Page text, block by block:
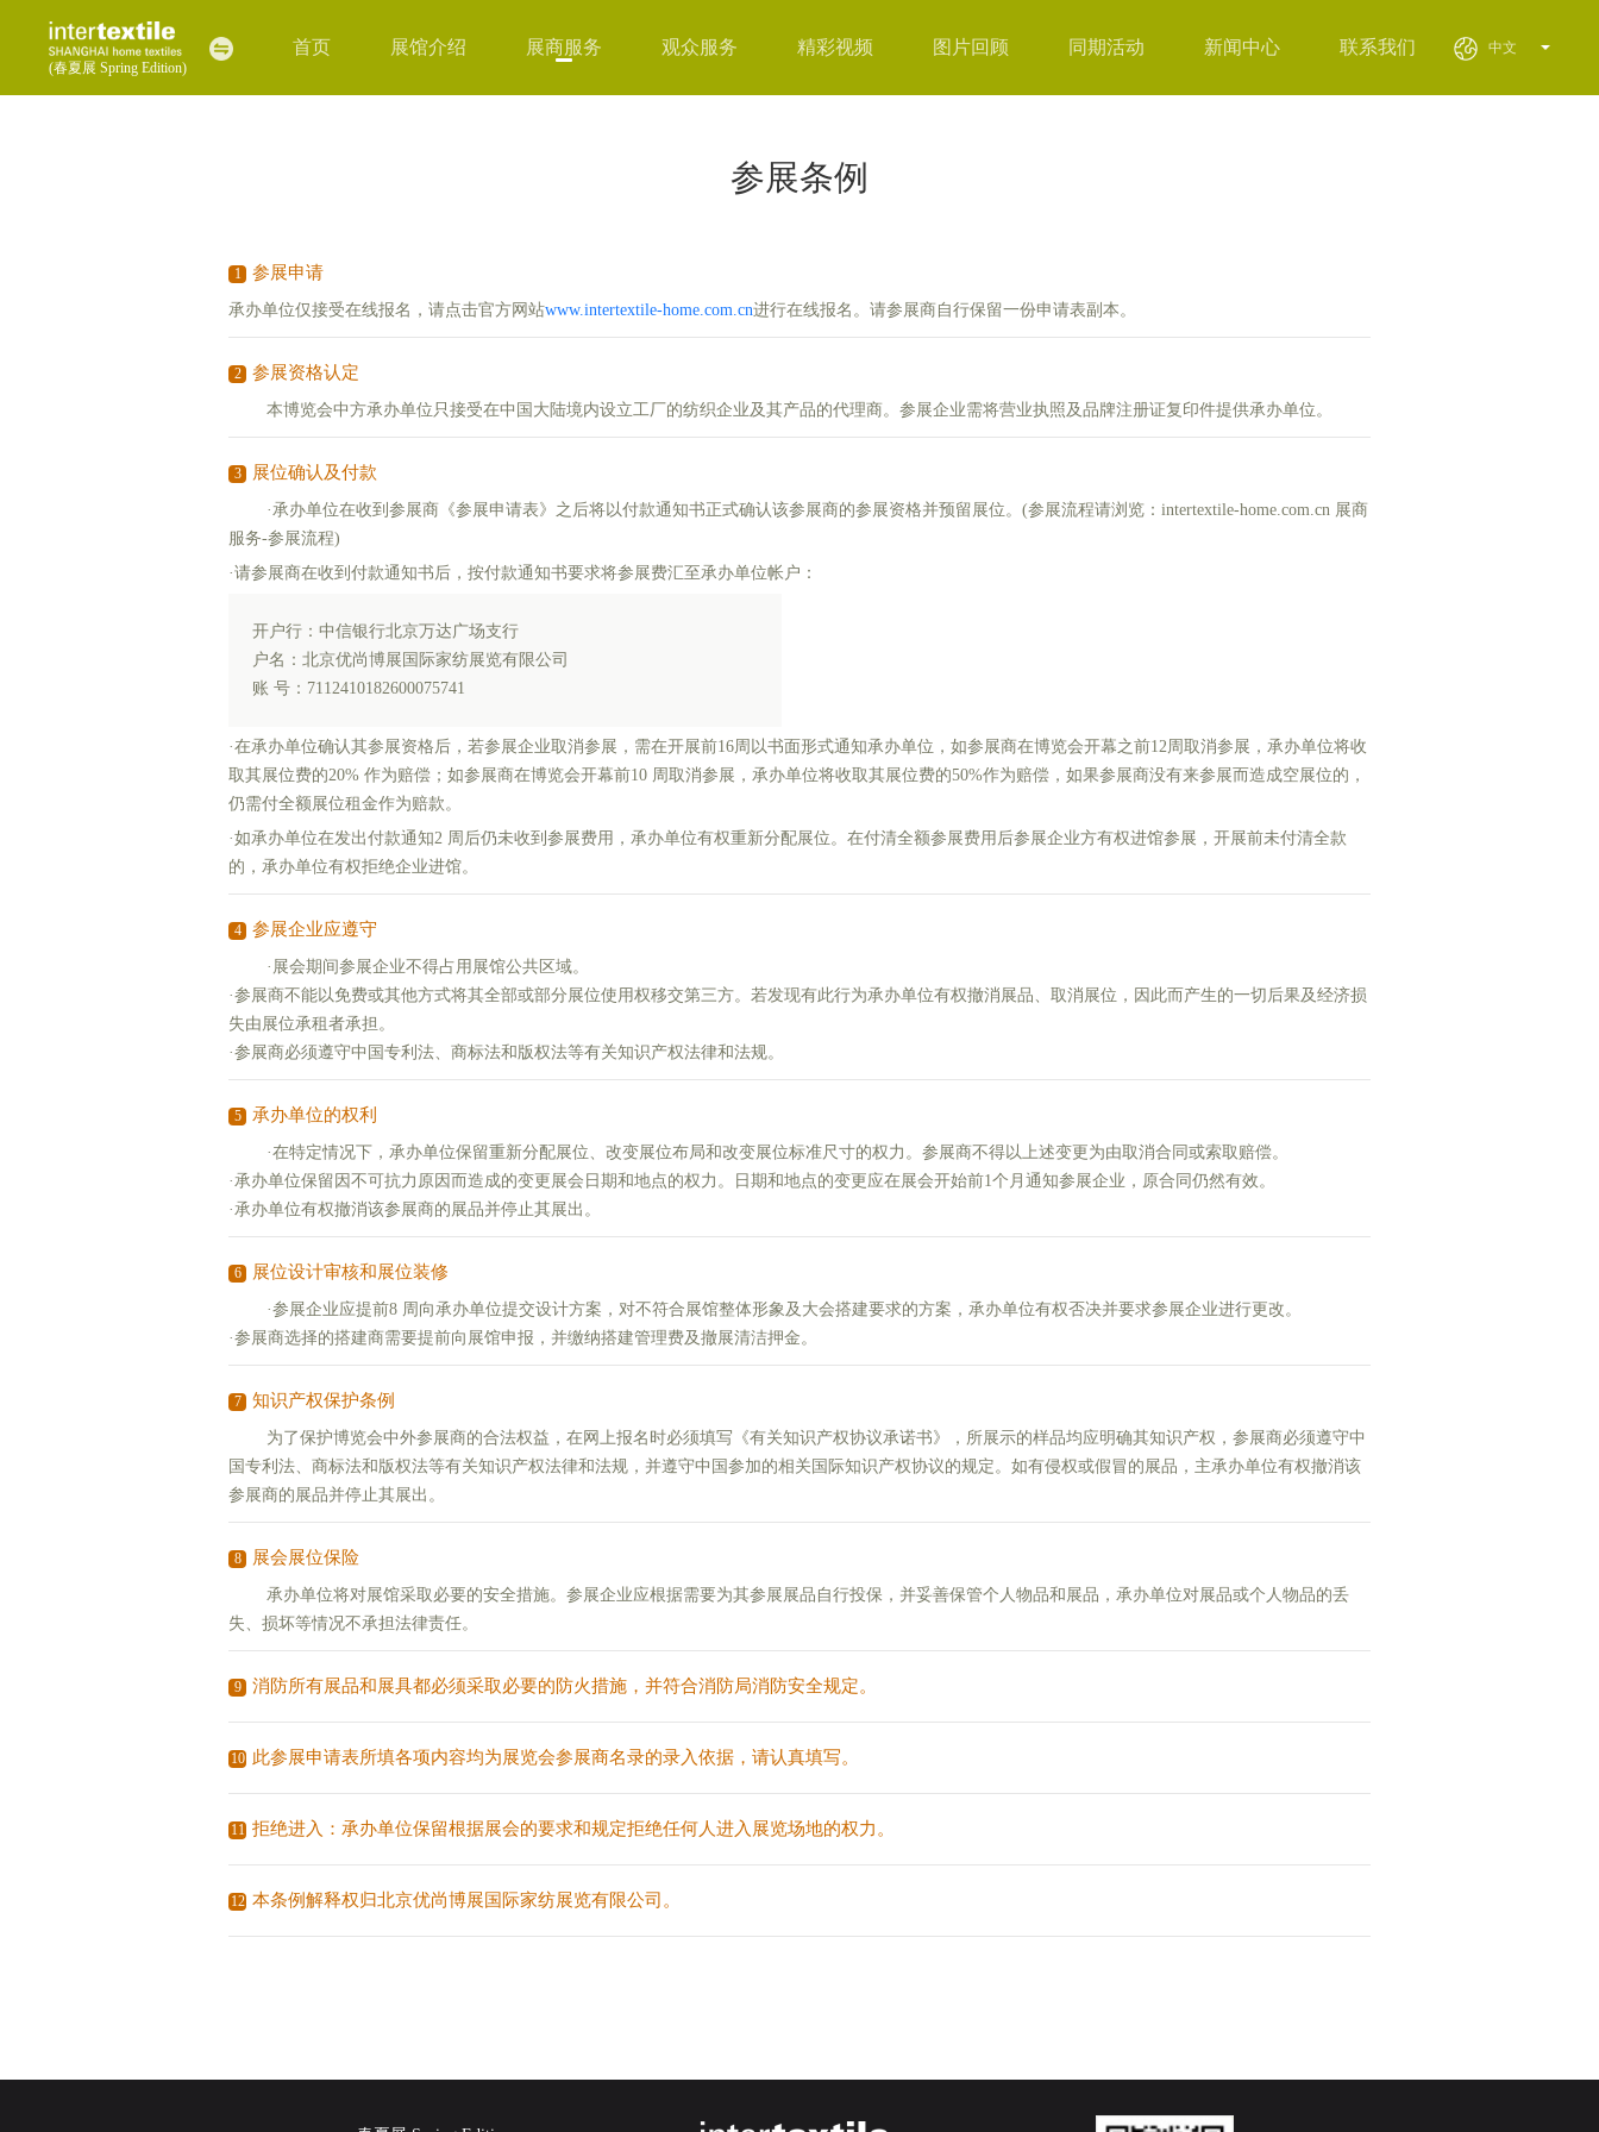
(春夏展 Spring Edition)
首页 展馆介绍 展商服务 观众服务 精彩视频 图片回顾 同期活动 新闻中心 联系我们 中文
参展条例
1 参展申请
承办单位仅接受在线报名，请点击官方网站www.intertextile-home.com.cn进行在线报名。请参展商自行保留一份申请表副本。
2 参展资格认定
本博览会中方承办单位只接受在中国大陆境内设立工厂的纺织企业及其产品的代理商。参展企业需将营业执照及品牌注册证复印件提供承办单位。
3 展位确认及付款
·承办单位在收到参展商《参展申请表》之后将以付款通知书正式确认该参展商的参展资格并预留展位。(参展流程请浏览：intertextile-home.com.cn 展商
服务-参展流程)
·请参展商在收到付款通知书后，按付款通知书要求将参展费汇至承办单位帐户：
开户行：中信银行北京万达广场支行
户名：北京优尚博展国际家纺展览有限公司
账 号：7112410182600075741
·在承办单位确认其参展资格后，若参展企业取消参展，需在开展前16周以书面形式通知承办单位，如参展商在博览会开幕之前12周取消参展，承办单位将收
取其展位费的20% 作为赔偿；如参展商在博览会开幕前10 周取消参展，承办单位将收取其展位费的50%作为赔偿，如果参展商没有来参展而造成空展位的，
仍需付全额展位租金作为赔款。
·如承办单位在发出付款通知2 周后仍未收到参展费用，承办单位有权重新分配展位。在付清全额参展费用后参展企业方有权进馆参展，开展前未付清全款
的，承办单位有权拒绝企业进馆。
4 参展企业应遵守
·展会期间参展企业不得占用展馆公共区域。
·参展商不能以免费或其他方式将其全部或部分展位使用权移交第三方。若发现有此行为承办单位有权撤消展品、取消展位，因此而产生的一切后果及经济损
失由展位承租者承担。
·参展商必须遵守中国专利法、商标法和版权法等有关知识产权法律和法规。
5 承办单位的权利
·在特定情况下，承办单位保留重新分配展位、改变展位布局和改变展位标准尺寸的权力。参展商不得以上述变更为由取消合同或索取赔偿。
·承办单位保留因不可抗力原因而造成的变更展会日期和地点的权力。日期和地点的变更应在展会开始前1个月通知参展企业，原合同仍然有效。
·承办单位有权撤消该参展商的展品并停止其展出。
6 展位设计审核和展位装修
·参展企业应提前8 周向承办单位提交设计方案，对不符合展馆整体形象及大会搭建要求的方案，承办单位有权否决并要求参展企业进行更改。
·参展商选择的搭建商需要提前向展馆申报，并缴纳搭建管理费及撤展清洁押金。
7 知识产权保护条例
为了保护博览会中外参展商的合法权益，在网上报名时必须填写《有关知识产权协议承诺书》，所展示的样品均应明确其知识产权，参展商必须遵守中
国专利法、商标法和版权法等有关知识产权法律和法规，并遵守中国参加的相关国际知识产权协议的规定。如有侵权或假冒的展品，主承办单位有权撤消该
参展商的展品并停止其展出。
8 展会展位保险
承办单位将对展馆采取必要的安全措施。参展企业应根据需要为其参展展品自行投保，并妥善保管个人物品和展品，承办单位对展品或个人物品的丢
失、损坏等情况不承担法律责任。
9 消防所有展品和展具都必须采取必要的防火措施，并符合消防局消防安全规定。
10 此参展申请表所填各项内容均为展览会参展商名录的录入依据，请认真填写。
11 拒绝进入：承办单位保留根据展会的要求和规定拒绝任何人进入展览场地的权力。
12 本条例解释权归北京优尚博展国际家纺展览有限公司。